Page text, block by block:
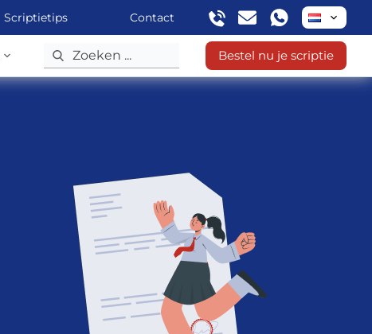
Scriptietips Contact
Bestel nu je scriptie